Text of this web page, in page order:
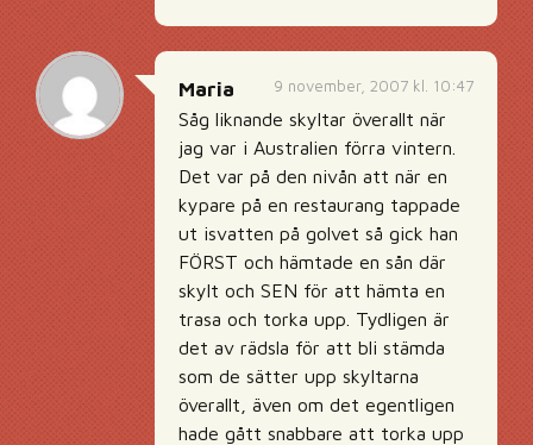
9 november, 2007 kl. 10:47
Maria
Såg liknande skyltar överallt när
jag var i Australien förra vintern.
Det var på den nivån att när en
kypare på en restaurang tappade
ut isvatten på golvet så gick han
FÖRST och hämtade en sån där
skylt och SEN för att hämta en
trasa och torka upp. Tydligen är
det av rädsla för att bli stämda
som de sätter upp skyltarna
överallt, även om det egentligen
hade gått snabbare att torka upp